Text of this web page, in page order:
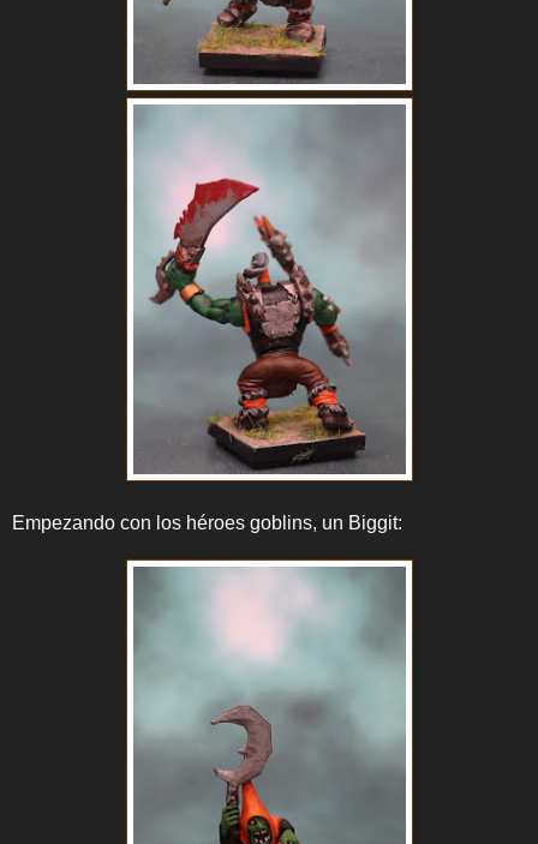
Empezando con los héroes goblins, un Biggit: